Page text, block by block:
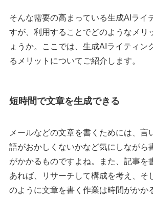
そんな需要の高まっている生成AIライ
すが、利用することでどのようなメリ
ょうか。ここでは、生成AIライティン
るメリットについてご紹介します。
短時間で文章を生成できる
メールなどの文章を書くためには、言
語がおかしくないかなど気にしながら
がかかるものですよね。また、記事を
あれば、リサーチして構成を考え、そ
のように文章を書く作業は時間がかか